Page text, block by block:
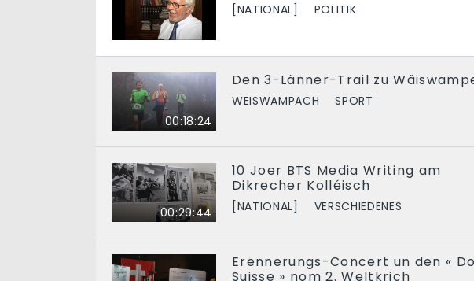
[NATIONAL] POLITIK
00:18:24
Den 3-Länner-Trail zu
WEISWAMPACH SPORT
00:29:44
10 Joer BTS Media Writing am
Dikrecher Kolléisch
[NATIONAL] VERSCHIEDENES
Erënnerungs-Concert un den «
Suisse » nom 2. Weltkrich